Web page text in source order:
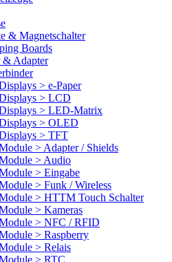
& Magnetschalter
Boards
& Adapter
> e-Paper
> LCD
> LED-Matrix
> OLED
> TFT
> Adapter / Shields
> Audio
> Eingabe
> Funk / Wireless
> HTTM Touch Schalter
> Kameras
> NFC / RFID
> Raspberry
> Relais
> RTC